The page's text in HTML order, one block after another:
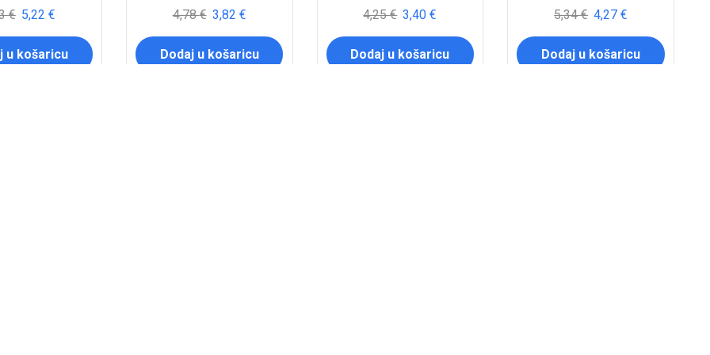
€ 5,22 €
u košaricu
4,78€ 3,82 €
Dodaj u košaricu
4,25€ 3,40€
Dodaj u košaricu
5,34€ 4,27€
Dodaj u košaricu